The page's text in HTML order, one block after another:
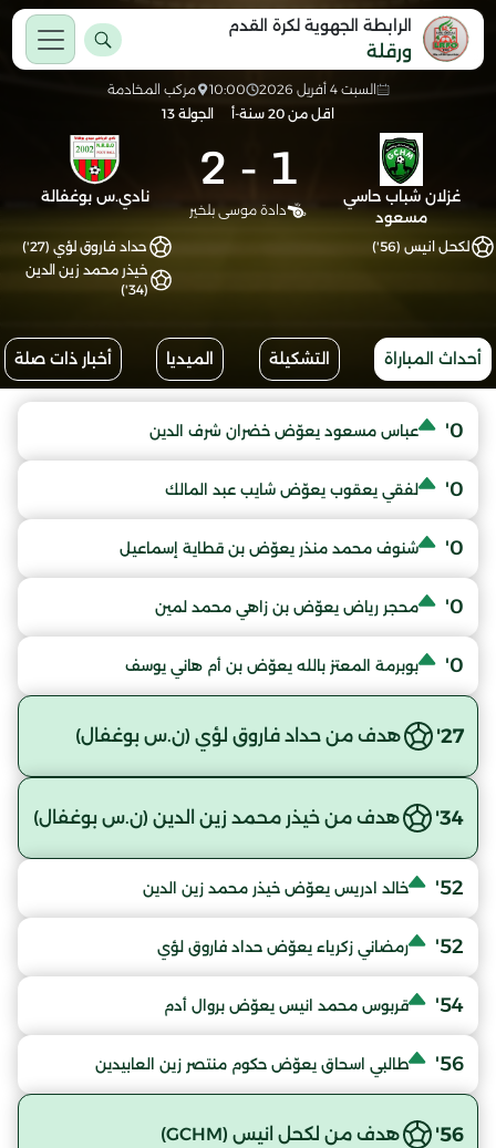
الرابطة الجهوية لكرة القدم
ورقلة
السبت 4 أفريل 2026 10:00
مركب المخادمة
اقل من 20 سنة-أ
الجولة 13
غزلان شباب حاسي
مسعود
1
-
2
دادة موسى بلخير
نادي.س بوغفالة
لكحل انيس (56')
حداد فاروق لؤي (27')
خيذر محمد زين الدين
(34')
أحداث المباراة التشكيلة الميديا أخبار ذات صلة
0' عباس مسعود يعوّض خضران شرف الدين
0' لفقي يعقوب يعوّض شايب عبد المالك
0' شنوف محمد منذر يعوّض بن قطاية إسماعيل
0' محجر رياض يعوّض بن زاهي محمد لمين
0' بوبرمة المعتز بالله يعوّض بن أم هاني يوسف
27' هدف من حداد فاروق لؤي (ن.س بوغفال)
34' هدف من خيذر محمد زين الدين (ن.س بوغفال)
52' خالد ادريس يعوّض خيذر محمد زين الدين
52' رمضاني زكرياء يعوّض حداد فاروق لؤي
54' قربوس محمد انيس يعوّض بروال أدم
56' طالبي اسحاق يعوّض حكوم منتصر زين العابيدين
56' هدف من لكحل انيس (GCHM)